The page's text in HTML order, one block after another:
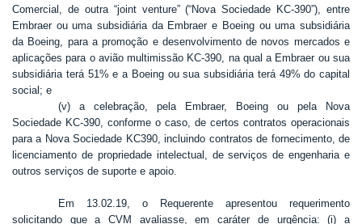
Comercial, de outra “joint venture” (“Nova Sociedade KC-390”), entre
Embraer ou uma subsidiária da Embraer e Boeing ou uma subsidiária
da Boeing, para a promoção e desenvolvimento de novos mercados e
aplicações para o avião multimissão KC-390, na qual a Embraer ou sua
subsidiária terá 51% e a Boeing ou sua subsidiária terá 49% do capital
social; e
(v) a celebração, pela Embraer, Boeing ou pela Nova
Sociedade KC-390, conforme o caso, de certos contratos operacionais
para a Nova Sociedade KC390, incluindo contratos de fornecimento, de
licenciamento de propriedade intelectual, de serviços de engenharia e
outros serviços de suporte e apoio.
Em 13.02.19, o Requerente apresentou requerimento
solicitando que a CVM avaliasse, em caráter de urgência: (i) a